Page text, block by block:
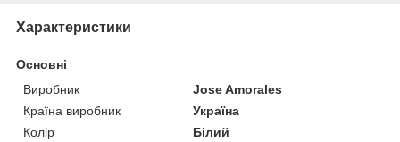
Характеристики
Основні
Виробник
Jose Amorales
Країна виробник
Україна
Колір
Білий